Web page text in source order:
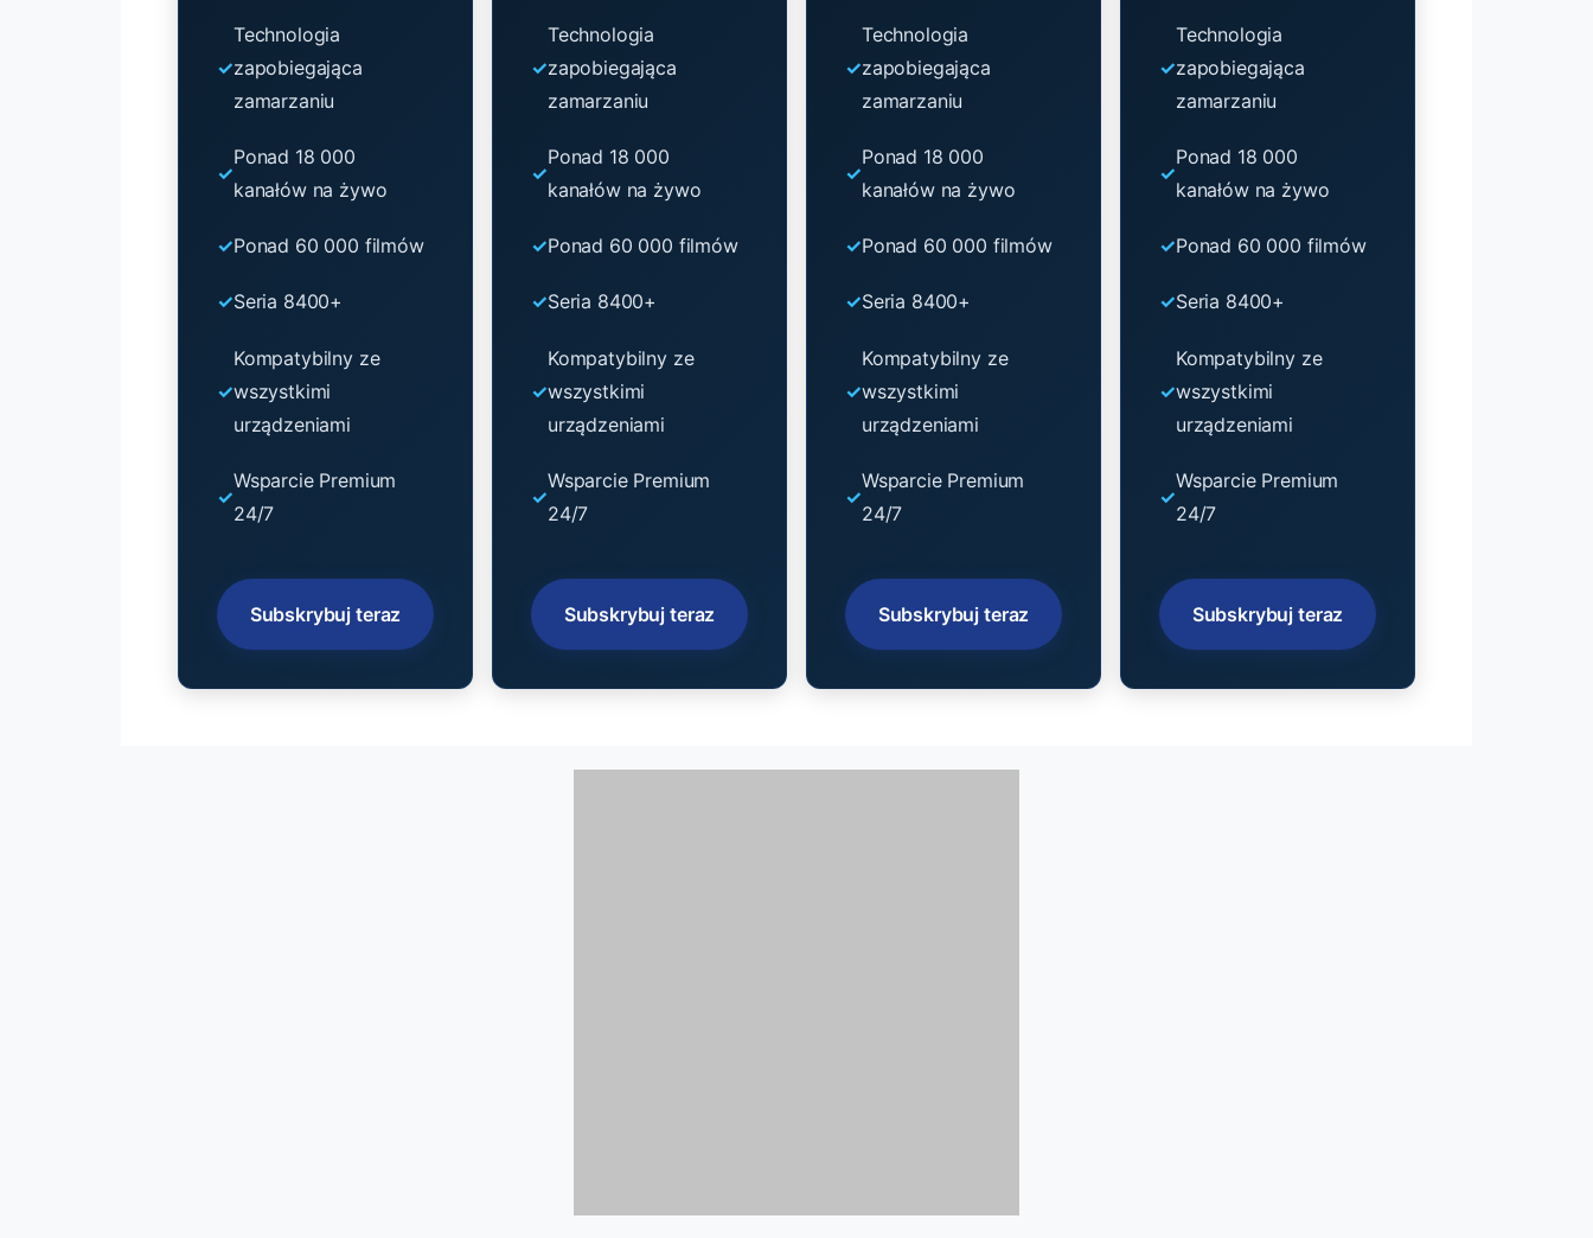
Technologia
zapobiegająca
zamarzaniu
Ponad 18 000
kanałów na żywo
Ponad 60 000 filmów
Seria 8400+
Kompatybilny ze
wszystkimi
urządzeniami
Wsparcie Premium
24/7
Subskrybuj teraz
Technologia
zapobiegająca
zamarzaniu
Ponad 18 000
kanałów na żywo
Ponad 60 000 filmów
Seria 8400+
Kompatybilny ze
wszystkimi
urządzeniami
Wsparcie Premium
24/7
Subskrybuj teraz
Technologia
zapobiegająca
zamarzaniu
Ponad 18 000
kanałów na żywo
Ponad 60 000 filmów
Seria 8400+
Kompatybilny ze
wszystkimi
urządzeniami
Wsparcie Premium
24/7
Subskrybuj teraz
Technologia
zapobiegająca
zamarzaniu
Ponad 18 000
kanałów na żywo
Ponad 60 000 filmów
Seria 8400+
Kompatybilny ze
wszystkimi
urządzeniami
Wsparcie Premium
24/7
Subskrybuj teraz